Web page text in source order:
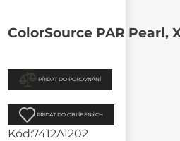
ColorSource PAR Pearl,
PŘIDAT DO POROVNÁNÍ
PŘIDAT DO OBLÍBENÝCH
Kód:7412A1202